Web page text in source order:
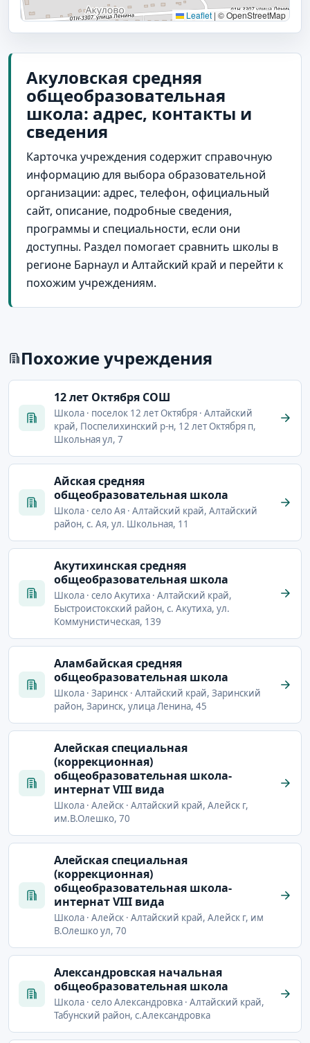
Leaflet | © OpenStreetMap
Акуловская средняя
общеобразовательная
школа: адрес, контакты и
сведения
Карточка учреждения содержит справочную
информацию для выбора образовательной
организации: адрес, телефон, официальный
сайт, описание, подробные сведения,
программы и специальности, если они
доступны. Раздел помогает сравнить школы в
регионе Барнаул и Алтайский край и перейти к
похожим учреждениям.
Похожие учреждения
12 лет Октября СОШ
Школа · поселок 12 лет Октября · Алтайский
край, Поспелихинский р-н, 12 лет Октября п,
Школьная ул, 7
Айская средняя
общеобразовательная школа
Школа · село Ая · Алтайский край, Алтайский
район, с. Ая, ул. Школьная, 11
Акутихинская средняя
общеобразовательная школа
Школа · село Акутиха · Алтайский край,
Быстроистокский район, с. Акутиха, ул.
Коммунистическая, 139
Аламбайская средняя
общеобразовательная школа
Школа · Заринск · Алтайский край, Заринский
район, Заринск, улица Ленина, 45
Алейская специальная
(коррекционная)
общеобразовательная школа-
интернат VIII вида
Школа · Алейск · Алтайский край, Алейск г,
им.В.Олешко, 70
Алейская специальная
(коррекционная)
общеобразовательная школа-
интернат VIII вида
Школа · Алейск · Алтайский край, Алейск г, им
В.Олешко ул, 70
Александровская начальная
общеобразовательная школа
Школа · село Александровка · Алтайский край,
Табунский район, с.Александровка